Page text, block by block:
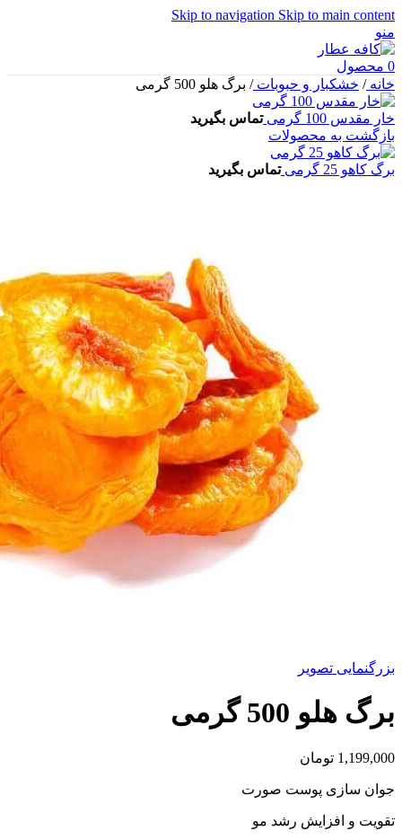
Skip to navigation Skip to main content
منو
0 محصول
خانه/ خشکبار و حبوبات/ برگ هلو 500 گرمی
خار مقدس 100 گرمی
تماس بگیرید
بازگشت به محصولات
برگ کاهو 25 گرمی تماس بگیرید
بزرگنمایی تصویر
برگ هلو 500 گرمی
1,199,000 تومان
جوان سازی پوست صورت
تقویت و افزایش رشد مو